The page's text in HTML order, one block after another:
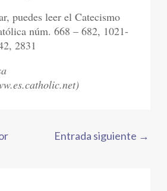
puedes leer el Catecismo
núm. 668 – 682, 1021-
2831
Entrada siguiente →